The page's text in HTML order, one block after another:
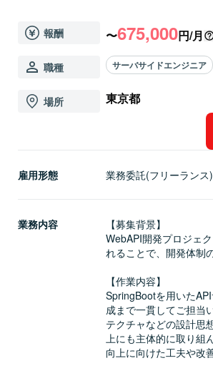
報酬 〜675,000円/月
職種 サーバサイドエンジニア
場所 東京都
雇用形態 業務委託(フリーランス)
業務内容
【募集背景】
WebAPI開発プロジェ
れることで、開発体制
【作業内容】
SpringBootを用いた
成まで一貫してご担当
テクチャなどの設計思
上にも主体的に取り組
向上に向けた工夫や改